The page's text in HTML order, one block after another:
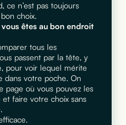
ce n’est pas toujours
choix.
vous êtes au bon endroit
tous les
passent par la tête, y
pour voir lequel mérite
dans votre poche. On
page où vous pouvez les
faire votre choix sans